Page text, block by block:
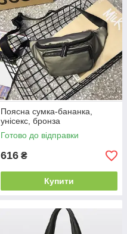
Поясна сумка-бананка,
унісекс, бронза
Готово до відправки
616 ₴
Купити